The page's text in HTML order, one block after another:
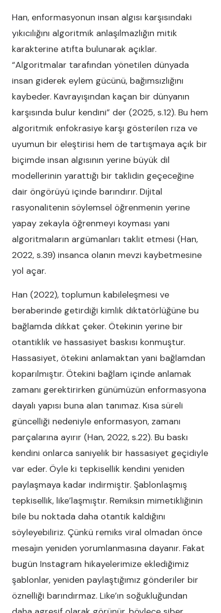
Han, enformasyonun insan algısı karşısındaki
yıkıcılığını algoritmik anlaşılmazlığın mitik
karakterine atıfta bulunarak açıklar.
“Algoritmalar tarafından yönetilen dünyada
insan giderek eylem gücünü, bağımsızlığını
kaybeder. Kavrayışından kaçan bir dünyanın
karşısında bulur kendini” der (2025, s.12). Bu hem
algoritmik enfokrasiye karşı gösterilen rıza ve
uyumun bir eleştirisi hem de tartışmaya açık bir
biçimde insan algısının yerine büyük dil
modellerinin yarattığı bir taklidin geçeceğine
dair öngörüyü içinde barındırır. Dijital
rasyonalitenin söylemsel öğrenmenin yerine
yapay zekayla öğrenmeyi koyması yani
algoritmaların argümanları taklit etmesi (Han,
2022, s.39) insanca olanın mevzi kaybetmesine
yol açar.
Han (2022), toplumun kabileleşmesi ve
beraberinde getirdiği kimlik diktatörlüğüne bu
bağlamda dikkat çeker. Ötekinin yerine bir
otantiklik ve hassasiyet baskısı konmuştur.
Hassasiyet, ötekini anlamaktan yani bağlamdan
koparılmıştır. Ötekini bağlam içinde anlamak
zamanı gerektirirken günümüzün enformasyona
dayalı yapısı buna alan tanımaz. Kısa süreli
güncelliği nedeniyle enformasyon, zamanı
parçalarına ayırır (Han, 2022, s.22). Bu baskı
kendini onlarca saniyelik bir hassasiyet geçidiyle
var eder. Öyle ki tepkisellik kendini yeniden
paylaşmaya kadar indirmiştir. Şablonlaşmış
tepkisellik, like’laşmıştır. Remiksin mimetikliğinin
bile bu noktada daha otantik kaldığını
söyleyebiliriz. Çünkü remiks viral olmadan önce
mesajın yeniden yorumlanmasına dayanır. Fakat
bugün Instagram hikayelerimize eklediğimiz
şablonlar, yeniden paylaştığımız gönderiler bir
öznelliği barındırmaz. Like’ın soğukluğundan